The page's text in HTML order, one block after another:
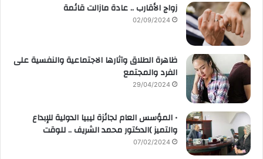
زواج الأقارب .. عادة مازالت قائمة
02/09/2024
ظاهرة الطلاق وآثارها الاجتماعية والنفسية على
الفرد والمجتمع
29/04/2024
• المؤسس العام لجائزة ليبيا الدولية للإبداع
والتميز )الدكتور محمد الشريف .. للوقت
07/02/2024